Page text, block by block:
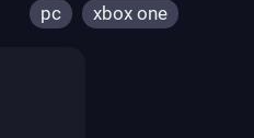
pc xbox one